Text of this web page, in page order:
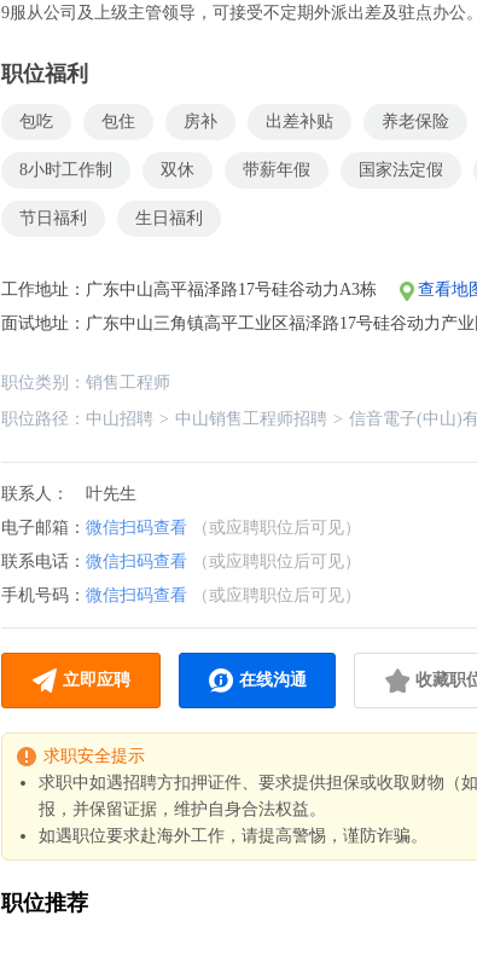
9服从公司及上级主管领导，可接受不定期外派出差及驻点办公。
职位福利
包吃 包住 房补 出差补贴 养老保险
8小时工作制 双休 带薪年假 国家法定假
节日福利 生日福利
工作地址： 广东中山高平福泽路17号硅谷动力A3栋
查看地
面试地址： 广东中山三角镇高平工业区福泽路17号硅谷动力产业
职位类别： 销售工程师
职位路径： 中山招聘 > 中山销售工程师招聘 > 信音電子(中山)
联系人：
叶先生
电子邮箱： 微信扫码查看
（或应聘职位后可见）
联系电话： 微信扫码查看
（或应聘职位后可见）
手机号码： 微信扫码查看 （或应聘职位后可见）
立即应聘 在线沟通 收藏职
求职安全提示
求职中如遇招聘方扣押证件、要求提供担保或收取财物（
报，并保留证据，维护自身合法权益。
如遇职位要求赴海外工作，请提高警惕，谨防诈骗。
职位推荐